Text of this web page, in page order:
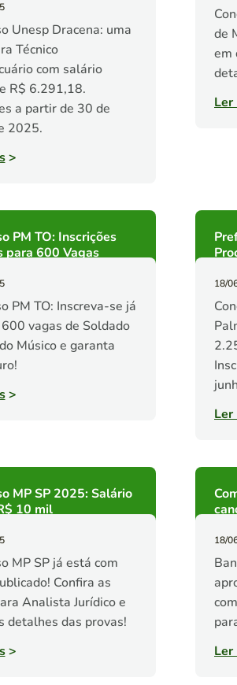
Unesp Dracena: uma
Técnico
com salário
R$ 6.291,18.
a partir de 30 de
2025.
>
de
em
Ler
PM TO: Inscrições
para 600 Vagas
PM TO: Inscreva-se já
vagas de Soldado
Músico e garanta
>
18/
Ler
MP SP 2025: Salário
10 mil
MP SP já está com
Confira as
Analista Jurídico e
detalhes das provas!
>
18/
Ler